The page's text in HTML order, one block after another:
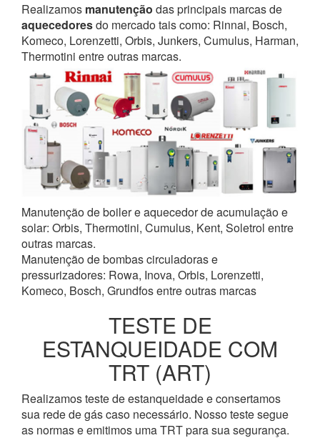
Realizamos manutenção das principais marcas de
aquecedoresdo mercado tais como: Rinnai, Bosch,
Komeco, Lorenzetti, Orbis, Junkers, Cumulus, Harman,
Thermotini entre outras marcas.
Manutenção de boiler e aquecedor de acumulação e
solar: Orbis, Thermotini, Cumulus, Kent, Soletrol entre
outras marcas.
Manutenção de bombas circuladoras e
pressurizadores: Rowa, Inova, Orbis, Lorenzetti,
Komeco, Bosch, Grundfos entre outras marcas
TESTE DE
ESTANQUEIDADE COM
TRT (ART)
Realizamos teste de estanqueidade e consertamos
sua rede de gás caso necessário. Nosso teste segue
as normas e emitimos uma TRT para sua segurança.